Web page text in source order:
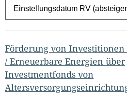
g
e
b
n
i
s
Förderung von
/ Erneuerbare Energien über
Investmentfonds von